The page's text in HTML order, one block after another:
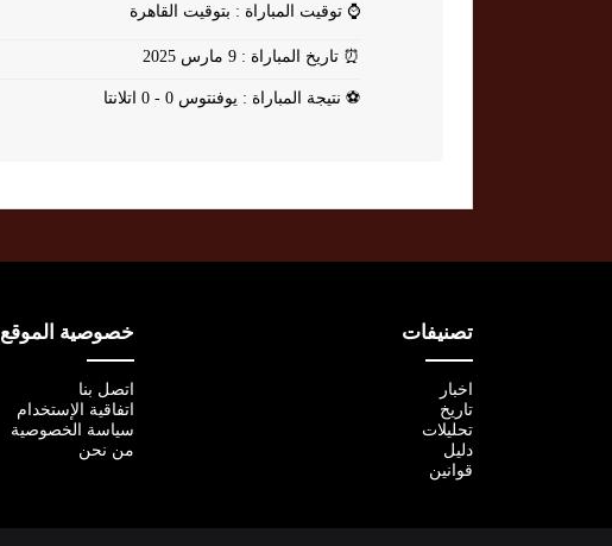
⌚ توقيت المباراة : بتوقيت القاهرة
⏰ تاريخ المباراة : 9 مارس 2025
⚽ نتيجة المباراة : يوفنتوس 0 - 0 اتلانتا
تصنيفات
اخبار
تاريخ
تحليلات
دليل
قوانين
خصوصية الموقع
اتصل بنا
اتفاقية الإستخدام
سياسة الخصوصية
من نحن